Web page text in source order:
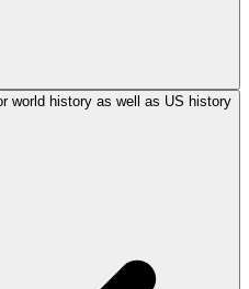
world history as well as US history?